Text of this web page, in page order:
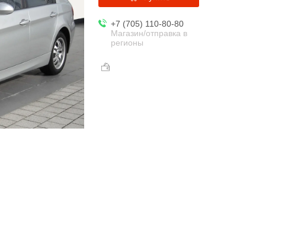
+7 (705) 110-80-80
Магазин/отправка в
регионы